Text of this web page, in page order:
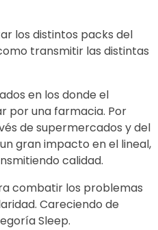
los distintos packs del
transmitir las distintas
en los donde el
por una farmacia. Por
de supermercados y del
gran impacto en el lineal,
calidad.
combatir los problemas
Careciendo de
Sleep.